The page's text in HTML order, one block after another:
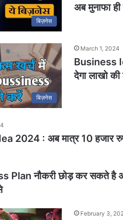
बिज़नेस
अब मुनाफा
बिज़नेस
March 1, 2024
Business
देगा लाखो
2024 : अब मात्र 10 हजार
Plan नौकरी छोड़ कर सकते है
February 3,